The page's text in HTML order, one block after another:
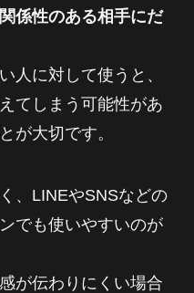
係性のある相手にだ
人に対して使うと、
てしまう可能性があ
が大切です。
、LINEやSNSなどの
でも使いやすいのが
が伝わりにくい場合